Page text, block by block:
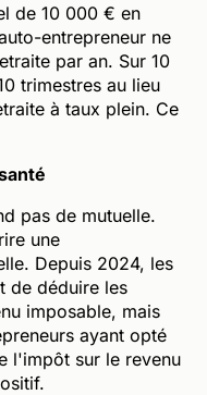
de 10 000 € en
entrepreneur ne
par an. Sur 10
trimestres au lieu
à taux plein. Ce
pas de mutuelle.
une
Depuis 2024, les
de déduire les
imposable, mais
ayant opté
l'impôt sur le revenu